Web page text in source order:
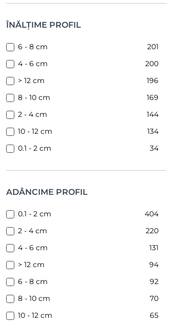
ÎNĂLȚIME PROFIL
6 - 8 cm
201
4 - 6 cm
200
> 12 cm
196
8 - 10 cm
169
2 - 4 cm
144
10 - 12 cm
134
0.1 - 2 cm
34
ADÂNCIME PROFIL
0.1 - 2 cm
404
2 - 4 cm
220
4 - 6 cm
131
> 12 cm
94
6 - 8 cm
92
8 - 10 cm
70
10 - 12 cm
65